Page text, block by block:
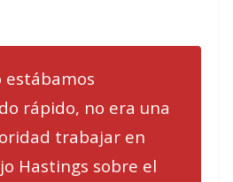
estábamos
rápido, no era una
trabajar en
Hastings sobre el